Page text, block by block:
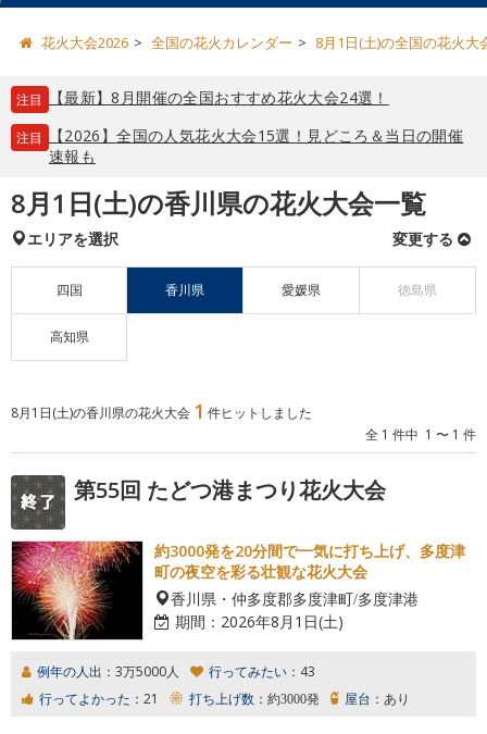
花火大会2026 全国の花火カレンダー 8月1日(土)の全国の花火大
注目 【最新】8月開催の全国おすすめ花火大会24選！
注目
【2026】全国の人気花火大会15選！見どころ＆当日の開催
速報も
8月1日(土)の香川県の花火大会一覧
エリアを選択 変更する
四国 香川県 愛媛県 徳島県
高知県
8月1日(土)の香川県の花火大会 1 件ヒットしました
全 1 件中 1 〜 1 件
第55回 たどつ港まつり花火大会
約3000発を20分間で一気に打ち上げ、多度津
町の夜空を彩る壮観な花火大会
香川県・仲多度郡多度津町/多度津港
期間： 2026年8月1日(土)
例年の人出： 3万5000人 行ってみたい： 43
行ってよかった： 21 打ち上げ数： 約3000発 屋台： あり